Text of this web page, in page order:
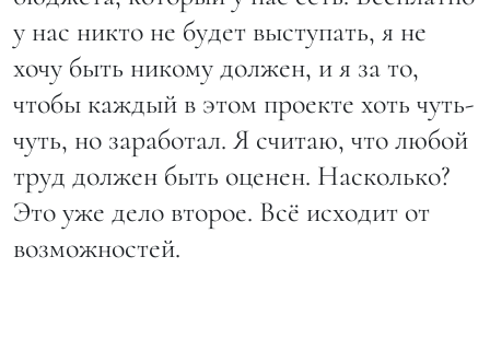
у нас никто не будет выступать, я не
хочу быть никому должен, и я за то,
чтобы каждый в этом проекте хоть чуть-
чуть, но заработал. Я считаю, что любой
труд должен быть оценен. Насколько?
Это уже дело второе. Всё исходит от
возможностей.